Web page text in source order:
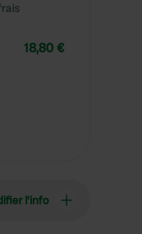
18,80 €
l’info